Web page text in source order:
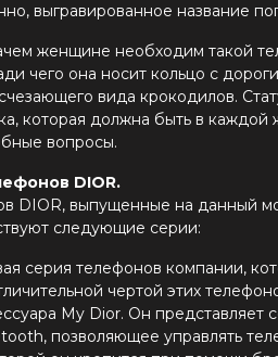
выгравированное название
женщине необходим такой
чего она носит кольцо с
вида крокодилов.
которая должна быть в
вопросы.
DIOR.
DIOR, выпущенные на данный
следующие серии:
серия телефонов компании,
чертой этих
My Dior. Он представляет
позволяющее управлять